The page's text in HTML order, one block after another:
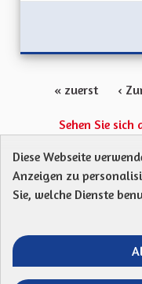
« zuerst ‹
Sehen Sie
Protection des
Mentions
Open
Diese Webseite
Anzeigen zu
Sie, welche Dienste